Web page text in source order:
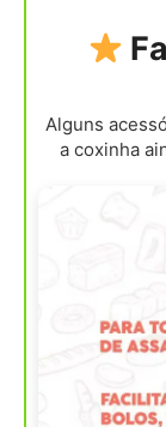
Alguns acessórios ajudam a assar por igual e deixam
a coxinha